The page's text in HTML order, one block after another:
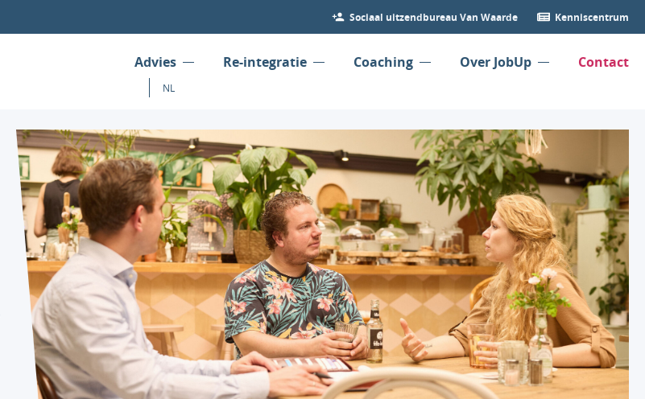
Sociaal uitzendbureau Van Waarde Kenniscentrum
Advies Re-integratie Coaching Over JobUp Contact
NL